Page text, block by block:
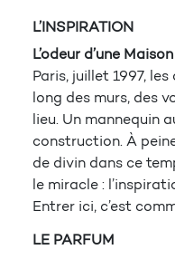
L’INSPIRATION
L’odeur d’une
Paris, juillet 1997,
long des murs, des
lieu. Un mannequin
construction. À
de divin dans ce
le miracle :
Entrer ici, c’est
LE PARFUM